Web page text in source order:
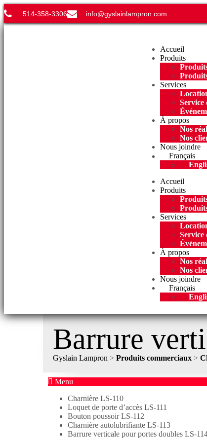
514-358-3306 info@gyslainlampron.com
Accueil
Produits
Services
Service
À propos
Nos
Nos
Nous joindre
Français
Accueil
Produits
Services
Service
À propos
Nos
Nos
Nous joindre
Français
Barrure
Gyslain Lampron > Produits commerciaux >
Menu
Charnière LS-110
Loquet de porte d’accès LS-111
Bouton poussoir LS-112
Charnière autolubrifiante LS-113
Barrure verticale pour portes doubles LS-